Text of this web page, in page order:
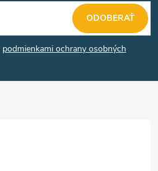
podmienkami ochrany osobných
ODOBERAŤ